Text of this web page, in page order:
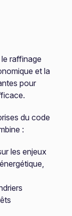
raffinage
et la
pour
du code
:
les enjeux